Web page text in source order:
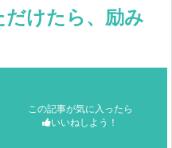
けたら、励み
この記事が気に入ったら
いいねしよう！